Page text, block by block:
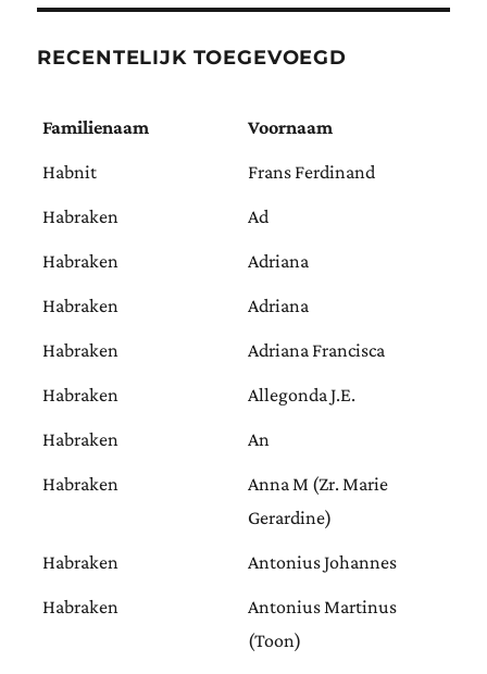
RECENTELIJK TOEGEVOEGD
Familienaam Voornaam
Habnit Frans Ferdinand
Habraken Ad
Habraken Adriana
Habraken Adriana
Habraken Adriana Francisca
Habraken Allegonda J.E.
Habraken An
Habraken
Anna M (Zr. Marie
Gerardine)
Habraken Antonius Johannes
Habraken
Antonius Martinus
(Toon)